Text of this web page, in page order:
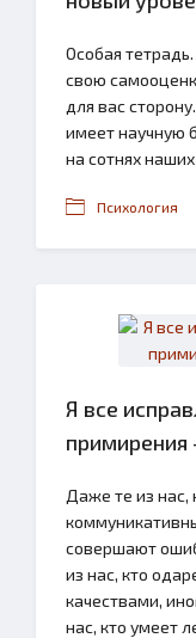
Особая
свою
для вас
имеет научную
на сотнях
Психология
Я все
примирения
Даже те из нас,
совершают
из нас, кто
качествами,
нас, кто умеет